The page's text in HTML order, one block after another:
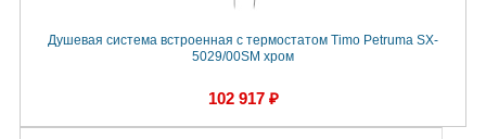
Душевая система встроенная с термостатом Timo Petruma SX-
5029/00SM хром
102 917 ₽